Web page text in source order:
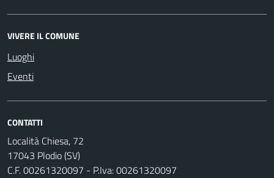
VIVERE IL COMUNE
Luoghi
Eventi
CONTATTI
Località Chiesa, 72
17043 Plodio (SV)
C.F. 00261320097 - P.Iva: 00261320097